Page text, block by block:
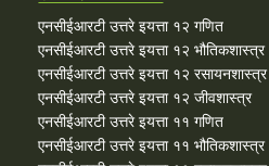
एनसीईआरटी उत्तरे इयत्ता १२ गणित
एनसीईआरटी उत्तरे इयत्ता १२ भौतिकशास्त्र
एनसीईआरटी उत्तरे इयत्ता १२ रसायनशास्त्र
एनसीईआरटी उत्तरे इयत्ता १२ जीवशास्त्र
एनसीईआरटी उत्तरे इयत्ता ११ गणित
एनसीईआरटी उत्तरे इयत्ता ११ भौतिकशास्त्र